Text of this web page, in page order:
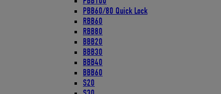
PBB60/80 Quick Lock
RBB60
RBB80
BBB20
BBB30
BBB40
BBB60
S20